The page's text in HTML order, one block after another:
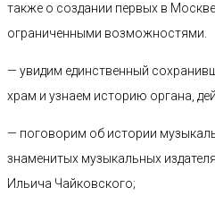
также о создании первых в
ограниченными возможностями.
— увидим единственный
храм и узнаем историю органа,
— поговорим об истории
знаменитых музыкальных
Ильича Чайковского;